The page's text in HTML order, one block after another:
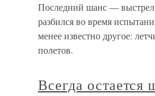
Последний шанс —
разбился во время
менее известно другое:
полетов.
Всегда остается